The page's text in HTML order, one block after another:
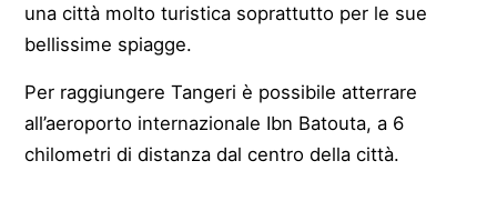
una città molto turistica soprattutto per le sue
bellissime spiagge.
Per raggiungere Tangeri è possibile atterrare
all’aeroporto internazionale Ibn Batouta, a 6
chilometri di distanza dal centro della città.